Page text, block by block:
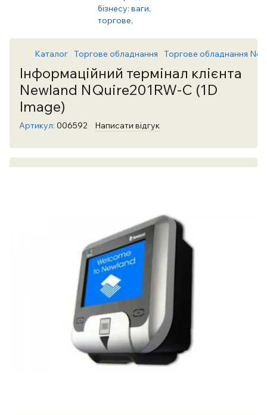
Каталог Торгове обладнання Торгове обладнання
Інформаційний термінал клієнта
Newland NQuire201RW-C (1D
Image)
Артикул: 006592 Написати відгук